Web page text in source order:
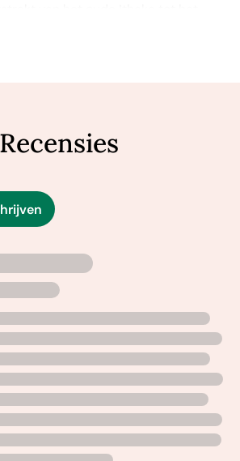
verdriet, de troost van verhalen en
aan de selecte canon van
– Financial Times
nooit lineair en eindeloos
Recensies